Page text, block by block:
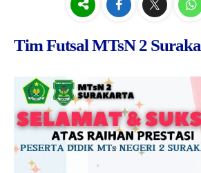
Struktur Organisasi
Raport Digital Madrasah
Simpatika
Online CBT
Kesiswaan
Ekstrakurikuler
PMBM 2026/2027
Brosur PMBM
Video Tutorial Pendaftaran
Link Pendaftaran
Tim Futsal MTsN 2